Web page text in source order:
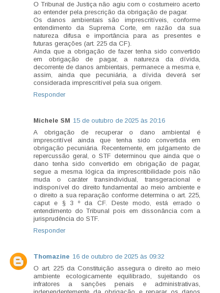
O Tribunal de Justiça não agiu com o costumeiro acerto
ao entender pela prescrição da obrigação de pagar.
Os danos ambientais são imprescritíveis, conforme
entendimento da Suprema Corte, em razão da sua
natureza difusa e importância para as presentes e
futuras gerações (art. 225 da CF).
Ainda que a obrigação de fazer tenha sido convertido
em obrigação de pagar, a natureza da dívida,
decorrente de danos ambientais, permanece a mesma e,
assim, ainda que pecuniária, a dívida deverá ser
considerada imprescritível pela sua origem.
Responder
Michele SM 15 de outubro de 2025 às 20:16
A obrigação de recuperar o dano ambiental é
imprescritível ainda que tenha sido convertida em
obrigação pecuniária. Recentemente, em julgamento de
repercussão geral, o STF determinou que ainda que o
dano tenha sido convertido em obrigação de pagar,
segue a mesma lógica da imprescritibilidade pois não
muda o caráter transindividual, transgeracional e
indisponível do direito fundamental ao meio ambiente e
o direito a sua reparação conforme determina o art. 225,
caput e § 3 º da CF. Deste modo, está errado o
entendimento do Tribunal pois em dissonância com a
jurisprudência do STF.
Responder
Thomazine 16 de outubro de 2025 às 09:32
O art. 225 da Constituição assegura o direito ao meio
ambiente ecologicamente equilibrado, sujeitando os
infratores a sanções penais e administrativas,